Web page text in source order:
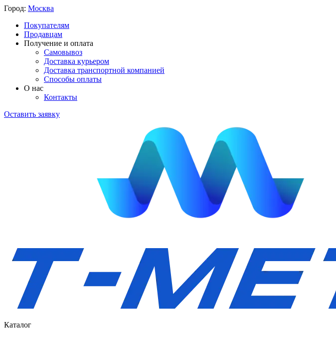
Город: Москва
Покупателям
Продавцам
Получение и оплата
Самовывоз
Доставка курьером
Доставка транспортной компанией
Способы оплаты
О нас
Контакты
Оставить заявку
Каталог